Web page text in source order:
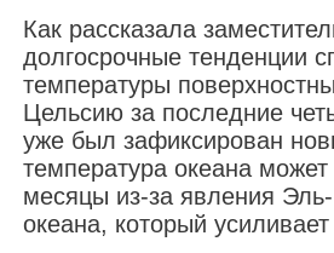
Как рассказала
долгосрочные тенденции
температуры
Цельсию за последние
уже был зафиксирован
температура океана
месяцы из-за явления
океана, который